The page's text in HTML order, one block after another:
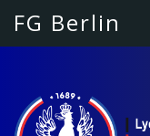
FG Berlin